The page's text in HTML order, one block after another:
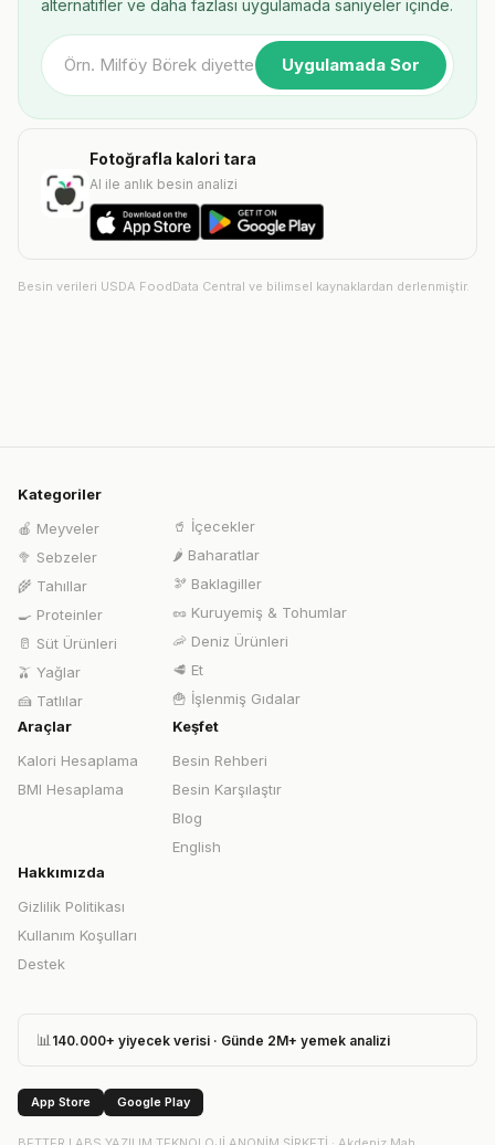
alternatifler ve daha fazlası uygulamada saniyeler içinde.
Uygulamada Sor
Fotoğrafla kalori tara
AI ile anlık besin analizi
Besin verileri USDA FoodData Central ve bilimsel kaynaklardan derlenmiştir.
Kategoriler
🍎 Meyveler
🥦 Sebzeler
🌾 Tahıllar
🍳 Proteinler
🥛 Süt Ürünleri
🫒 Yağlar
🍰 Tatlılar
🥤 İçecekler
🌶️ Baharatlar
🫘 Baklagiller
🥜 Kuruyemiş & Tohumlar
🦐 Deniz Ürünleri
🥩 Et
🍟 İşlenmiş Gıdalar
Araçlar
Kalori Hesaplama
BMI Hesaplama
Keşfet
Besin Rehberi
Besin Karşılaştır
Blog
English
Hakkımızda
Gizlilik Politikası
Kullanım Koşulları
Destek
📊 140.000+ yiyecek verisi · Günde 2M+ yemek analizi
App Store Google Play